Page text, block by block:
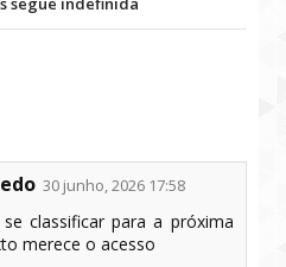
30 junho, 2026 17:58
classificar para a próxima
merece o acesso